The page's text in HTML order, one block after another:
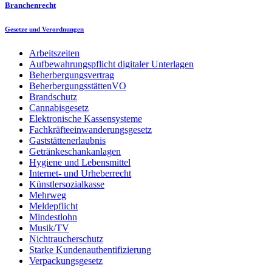
Branchenrecht
Gesetze und Verordnungen
Arbeitszeiten
Aufbewahrungspflicht digitaler Unterlagen
Beherbergungsvertrag
BeherbergungsstättenVO
Brandschutz
Cannabisgesetz
Elektronische Kassensysteme
Fachkräfteeinwanderungsgesetz
Gaststättenerlaubnis
Getränkeschankanlagen
Hygiene und Lebensmittel
Internet- und Urheberrecht
Künstlersozialkasse
Mehrweg
Meldepflicht
Mindestlohn
Musik/TV
Nichtraucherschutz
Starke Kundenauthentifizierung
Verpackungsgesetz